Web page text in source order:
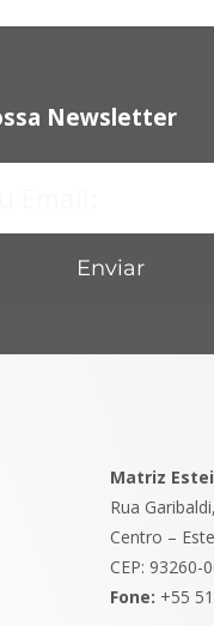
Newsletter
Enviar
Matriz
Rua
Centro –
CEP: 93260-
Fone: +55